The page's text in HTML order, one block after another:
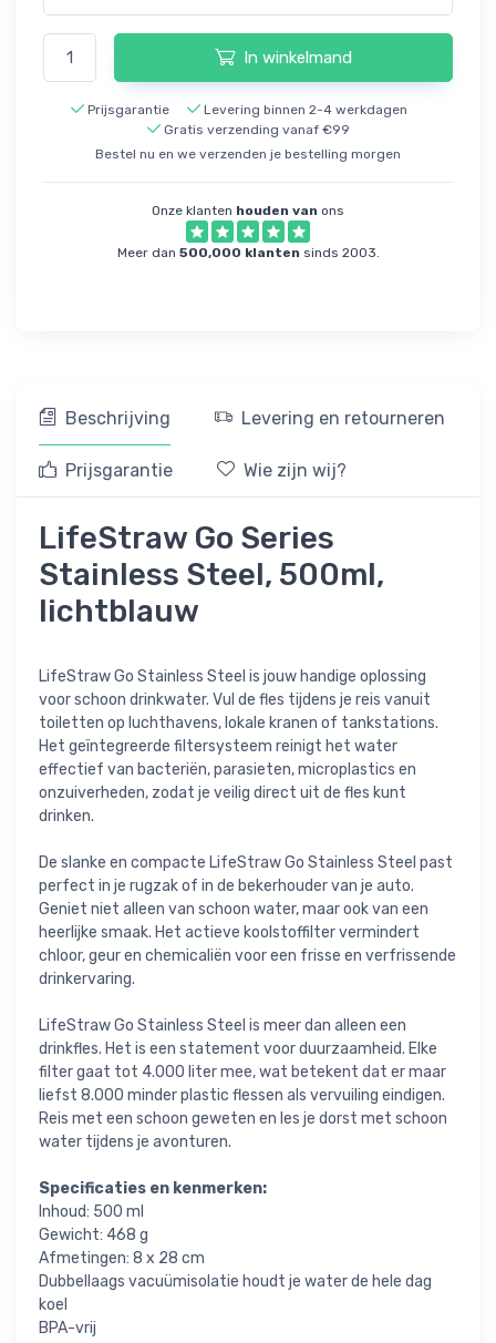
In winkelmand
Prijsgarantie
Levering binnen 2-4 werkdagen
Gratis verzending vanaf €99
Bestel nu en we verzenden je bestelling morgen
Onze klanten houden van ons
Meer dan 500,000 klanten sinds 2003.
Beschrijving Levering en retourneren
Prijsgarantie Wie zijn wij?
LifeStraw Go Series
Stainless Steel, 500ml,
lichtblauw
LifeStraw Go Stainless Steel is jouw handige oplossing
voor schoon drinkwater. Vul de fles tijdens je reis vanuit
toiletten op luchthavens, lokale kranen of tankstations.
Het geïntegreerde filtersysteem reinigt het water
effectief van bacteriën, parasieten, microplastics en
onzuiverheden, zodat je veilig direct uit de fles kunt
drinken.
De slanke en compacte LifeStraw Go Stainless Steel past
perfect in je rugzak of in de bekerhouder van je auto.
Geniet niet alleen van schoon water, maar ook van een
heerlijke smaak. Het actieve koolstoffilter vermindert
chloor, geur en chemicaliën voor een frisse en verfrissende
drinkervaring.
LifeStraw Go Stainless Steel is meer dan alleen een
drinkfles. Het is een statement voor duurzaamheid. Elke
filter gaat tot 4.000 liter mee, wat betekent dat er maar
liefst 8.000 minder plastic flessen als vervuiling eindigen.
Reis met een schoon geweten en les je dorst met schoon
water tijdens je avonturen.
Specificaties en kenmerken:
Inhoud: 500 ml
Gewicht: 468 g
Afmetingen: 8 x 28 cm
Dubbellaags vacuümisolatie houdt je water de hele dag
koel
BPA-vrij